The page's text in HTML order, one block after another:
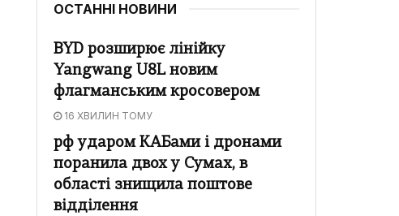
ОСТАННІ НОВИНИ
BYD розширює лінійку
Yangwang U8L новим
флагманським кросовером
16 ХВИЛИН ТОМУ
рф ударом КАБами і дронами
поранила двох у Сумах, в
області знищила поштове
відділення